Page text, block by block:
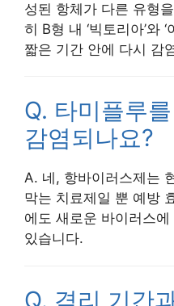
성된 항체가 다른 유형
히 B형 내 ‘빅토리아’와
짧은 기간 안에 다시 감
Q. 타미플루
감염되나요?
A. 네, 항바이러스제는
막는 치료제일 뿐 예방
에도 새로운 바이러스
있습니다.
Q. 격리 기간